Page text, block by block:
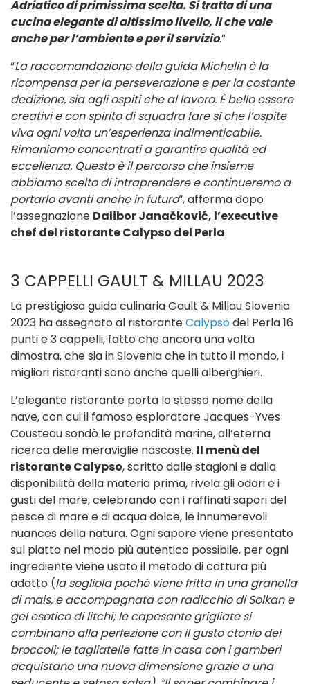
Adriatico di primissima scelta. Si tratta di una
cucina elegante di altissimo livello, il che vale
anche per l’ambiente e per il servizio.”
“La raccomandazione della guida Michelin è la
ricompensa per la perseverazione e per la costante
dedizione, sia agli ospiti che al lavoro. È bello essere
creativi e con spirito di squadra fare sì che l’ospite
viva ogni volta un’esperienza indimenticabile.
Rimaniamo concentrati a garantire qualità ed
eccellenza. Questo è il percorso che insieme
abbiamo scelto di intraprendere e continueremo a
portarlo avanti anche in futuro“, afferma dopo
l’assegnazione Dalibor Janačković, l’executive
chef del ristorante Calypso del Perla.
3 CAPPELLI GAULT & MILLAU 2023
La prestigiosa guida culinaria Gault & Millau Slovenia
2023 ha assegnato al ristoranteCalypsodel Perla 16
punti e 3 cappelli, fatto che ancora una volta
dimostra, che sia in Slovenia che in tutto il mondo, i
migliori ristoranti sono anche quelli alberghieri.
L’elegante ristorante porta lo stesso nome della
nave, con cui il famoso esploratore Jacques-Yves
Cousteau sondò le profondità marine, all’eterna
ricerca delle meraviglie nascoste. Il menù del
ristorante Calypso, scritto dalle stagioni e dalla
disponibilità della materia prima, rivela gli odori e i
gusti del mare, celebrando con i raffinati sapori del
pesce di mare e di acqua dolce, le innumerevoli
nuances della natura. Ogni sapore viene presentato
sul piatto nel modo più autentico possibile, per ogni
ingrediente viene usato il metodo di cottura più
adatto (la sogliola poché viene fritta in una granella
di mais, e accompagnata con radicchio di Solkan e
gel esotico di litchi; le capesante grigliate si
combinano alla perfezione con il gusto ctonio dei
broccoli; le tagliatelle fatte in casa con i gamberi
acquistano una nuova dimensione grazie a una